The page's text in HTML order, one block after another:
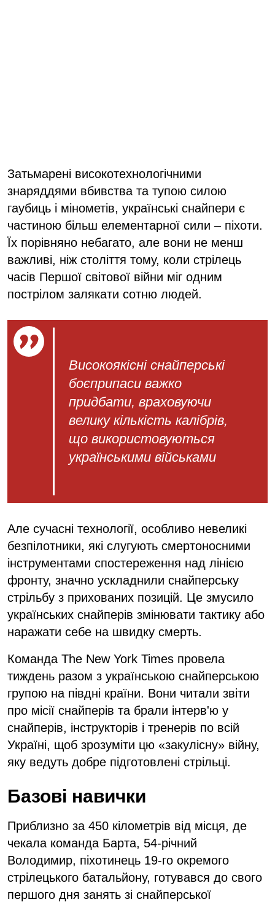
Затьмарені високотехнологічними
знаряддями вбивства та тупою силою
гаубиць і мінометів, українські снайпери є
частиною більш елементарної сили – піхоти.
Їх порівняно небагато, але вони не менш
важливі, ніж століття тому, коли стрілець
часів Першої світової війни міг одним
пострілом залякати сотню людей.
Високоякісні снайперські
боєприпаси важко
придбати, враховуючи
велику кількість калібрів,
що використовуються
українськими військами
Але сучасні технології, особливо невеликі
безпілотники, які слугують смертоносними
інструментами спостереження над лінією
фронту, значно ускладнили снайперську
стрільбу з прихованих позицій. Це змусило
українських снайперів змінювати тактику або
наражати себе на швидку смерть.
Команда The New York Times провела
тиждень разом з українською снайперською
групою на півдні країни. Вони читали звіти
про місії снайперів та брали інтерв'ю у
снайперів, інструкторів і тренерів по всій
Україні, щоб зрозуміти цю «закулісну» війну,
яку ведуть добре підготовлені стрільці.
Базові навички
Приблизно за 450 кілометрів від місця, де
чекала команда Барта, 54-річний
Володимир, піхотинець 19-го окремого
стрілецького батальйону, готувався до свого
першого дня занять зі снайперської